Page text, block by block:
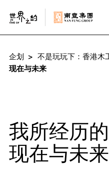
企划 不是玩玩下：香港木
现在与未来
我所经历
现在与未来